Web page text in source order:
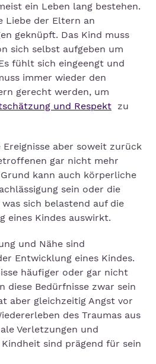
ein Leben lang bestehen.
Liebe der Eltern an
geknüpft. Das Kind muss
sich selbst aufgeben um
fühlt sich eingeengt und
immer wieder den
gerecht werden, um
und Respekt zu
aber soweit zurück
gar nicht mehr
kann auch körperliche
sein oder die
sich belastend auf die
eines Kindes auswirkt.
und Nähe sind
Entwicklung eines Kindes.
häufiger oder gar nicht
diese Bedürfnisse zwar sein
aber gleichzeitig Angst vor
des Traumas aus
Verletzungen und
sind prägend für sein